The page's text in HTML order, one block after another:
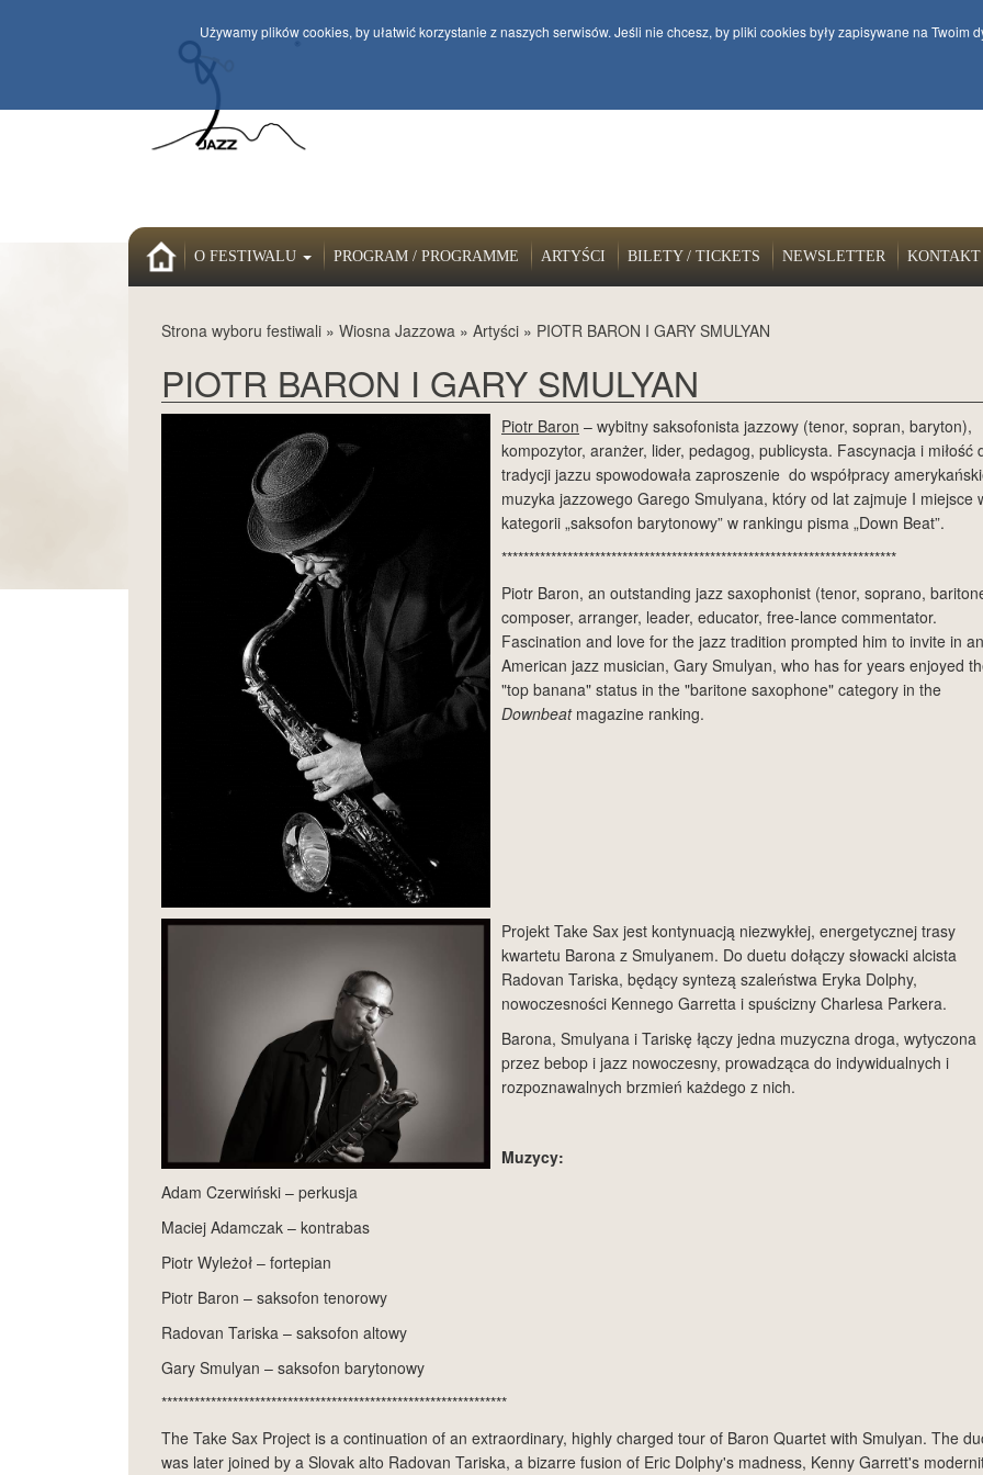
HOMEO FESTIWALU PROGRAM / PROGRAMME ARTYŚCI BILETY / TICKETS NEWSLETTER KONTAKT
Strona wyboru festiwali » Wiosna Jazzowa » Artyści » PIOTR BARON I GARY SMULYAN
PIOTR BARON I GARY SMULYAN
Piotr Baron – wybitny saksofonista jazzowy (tenor, sopran, baryton),
kompozytor, aranżer, lider, pedagog, publicysta. Fascynacja i miłość
tradycji jazzu spowodowała zaproszenie do współpracy
muzyka jazzowego Garego Smulyana, który od lat zajmuje I miejsce
kategorii „saksofon barytonowy” w rankingu pisma „Down Beat”.
************************************************************************
Piotr Baron, an outstanding jazz saxophonist (tenor, soprano,
composer, arranger, leader, educator, free-lance commentator.
Fascination and love for the jazz tradition prompted him to invite in an
American jazz musician, Gary Smulyan, who has for years enjoyed
"top banana" status in the "baritone saxophone" category in the
Downbeatmagazine ranking.
Projekt Take Sax jest kontynuacją niezwykłej, energetycznej trasy
kwartetu Barona z Smulyanem. Do duetu dołączy słowacki alcista
Radovan Tariska, będący syntezą szaleństwa Eryka Dolphy,
nowoczesności Kennego Garretta i spuścizny Charlesa Parkera.
Barona, Smulyana i Tariskę łączy jedna muzyczna droga, wytyczona
przez bebop i jazz nowoczesny, prowadząca do indywidualnych i
rozpoznawalnych brzmień każdego z nich.
Muzycy:
Adam Czerwiński – perkusja
Maciej Adamczak – kontrabas
Piotr Wyleżoł – fortepian
Piotr Baron – saksofon tenorowy
Radovan Tariska – saksofon altowy
Gary Smulyan – saksofon barytonowy
***************************************************************
The Take Sax Project is a continuation of an extraordinary, highly charged tour of Baron Quartet with Smulyan. The
was later joined by a Slovak alto Radovan Tariska, a bizarre fusion of Eric Dolphy's madness, Kenny Garrett's
Używamy plików cookies, by ułatwić korzystanie z naszych serwisów. Jeśli nie chcesz, by pliki cookies były zapisywane na Twoim